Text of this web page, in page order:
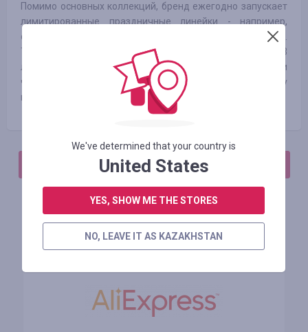
Помимо основных коллекций, бренд ежегодно запускает
лимитированные праздничные линейки - например,
серию, посвященную рождественским праздникам.
Также, DeFacto представляет коллекцию для детей от 3
лет. Бренд использует в производстве экологически
чистые материалы, а также пытается сделать одежду
максимально приятной на ощупь.
АВТОРИЗИРУЙТЕСЬ, ЧТОБЫ ОСТАВИТЬ ОТЗЫВ
Похожие магазины
We've determined that your country is
United States
YES, SHOW ME THE STORES
NO, LEAVE IT AS KAZAKHSTAN